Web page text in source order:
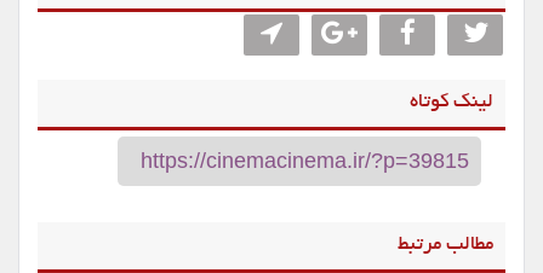
لینک کوتاه
مطالب مرتبط